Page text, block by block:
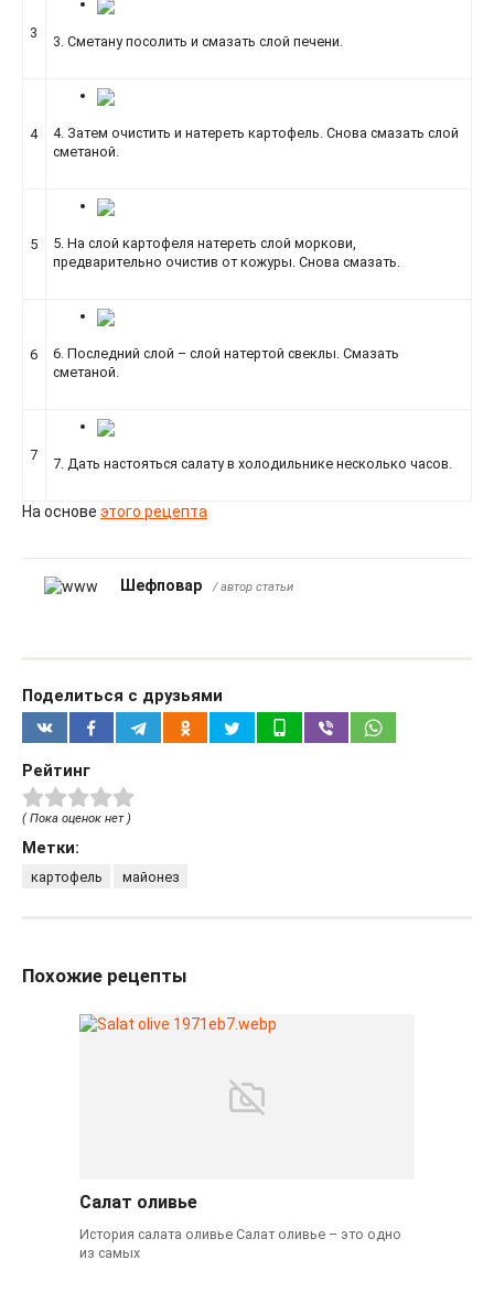
3
3. Сметану посолить и смазать слой печени.
4
4. Затем очистить и натереть картофель. Снова смазать слой
сметаной.
5
5. На слой картофеля натереть слой моркови,
предварительно очистив от кожуры. Снова смазать.
6
6. Последний слой – слой натертой свеклы. Смазать
сметаной.
7
7. Дать настояться салату в холодильнике несколько часов.
На основе этого рецепта
Шефповар / автор статьи
Поделиться с друзьями
Рейтинг
( Пока оценок нет )
Метки:
картофель майонез
Похожие рецепты
Салат оливье
История салата оливье Салат оливье – это одно
из самых